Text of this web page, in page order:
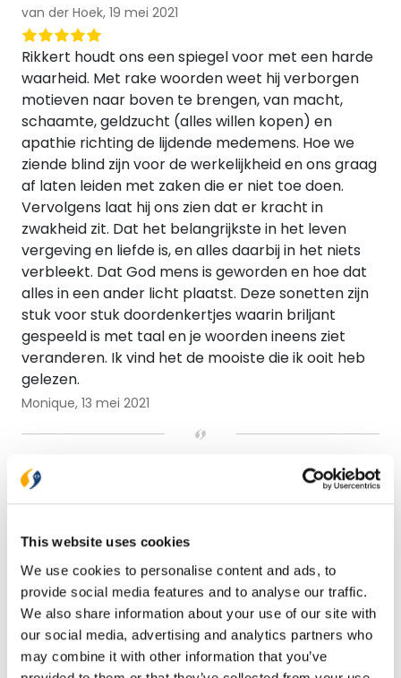
This website uses cookies
We use cookies to personalise content and ads, to
provide social media features and to analyse our traffic.
We also share information about your use of our site with
our social media, advertising and analytics partners who
may combine it with other information that you’ve
van der Hoek, 19 mei 2021
Rikkert houdt ons een spiegel voor met een harde
waarheid. Met rake woorden weet hij verborgen
motieven naar boven te brengen, van macht,
schaamte, geldzucht (alles willen kopen) en
apathie richting de lijdende medemens. Hoe we
ziende blind zijn voor de werkelijkheid en ons graag
af laten leiden met zaken die er niet toe doen.
Vervolgens laat hij ons zien dat er kracht in
zwakheid zit. Dat het belangrijkste in het leven
vergeving en liefde is, en alles daarbij in het niets
verbleekt. Dat God mens is geworden en hoe dat
alles in een ander licht plaatst. Deze sonetten zijn
stuk voor stuk doordenkertjes waarin briljant
gespeeld is met taal en je woorden ineens ziet
veranderen. Ik vind het de mooiste die ik ooit heb
gelezen.
Monique, 13 mei 2021
Specificaties
Verwacht
Nee
Illustraties
Uitvoering
Hardback
Hoogte (mm)
198
Lengte (mm)